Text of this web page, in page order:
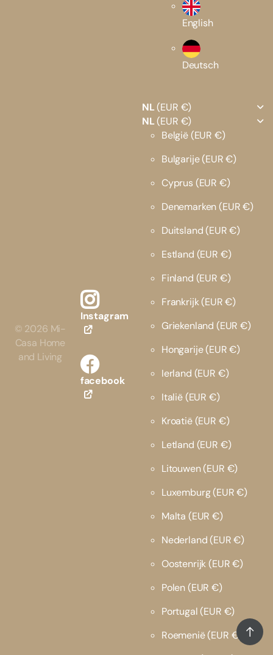
© 2026 Mi-
Casa Home
and Living
Instagram
facebook
English
Deutsch
NL(EUR €)
NL(EUR €)
België(EUR €)
Bulgarije(EUR €)
Cyprus (EUR €)
Denemarken(EUR €)
Duitsland(EUR €)
Estland (EUR €)
Finland (EUR €)
Frankrijk(EUR €)
Griekenland (EUR €)
Hongarije(EUR €)
Ierland (EUR €)
Italië(EUR €)
Kroatië(EUR €)
Letland (EUR €)
Litouwen(EUR €)
Luxemburg(EUR €)
Malta (EUR €)
Nederland(EUR €)
Oostenrijk(EUR €)
Polen(EUR €)
Portugal(EUR €)
Roemenië(EUR €)